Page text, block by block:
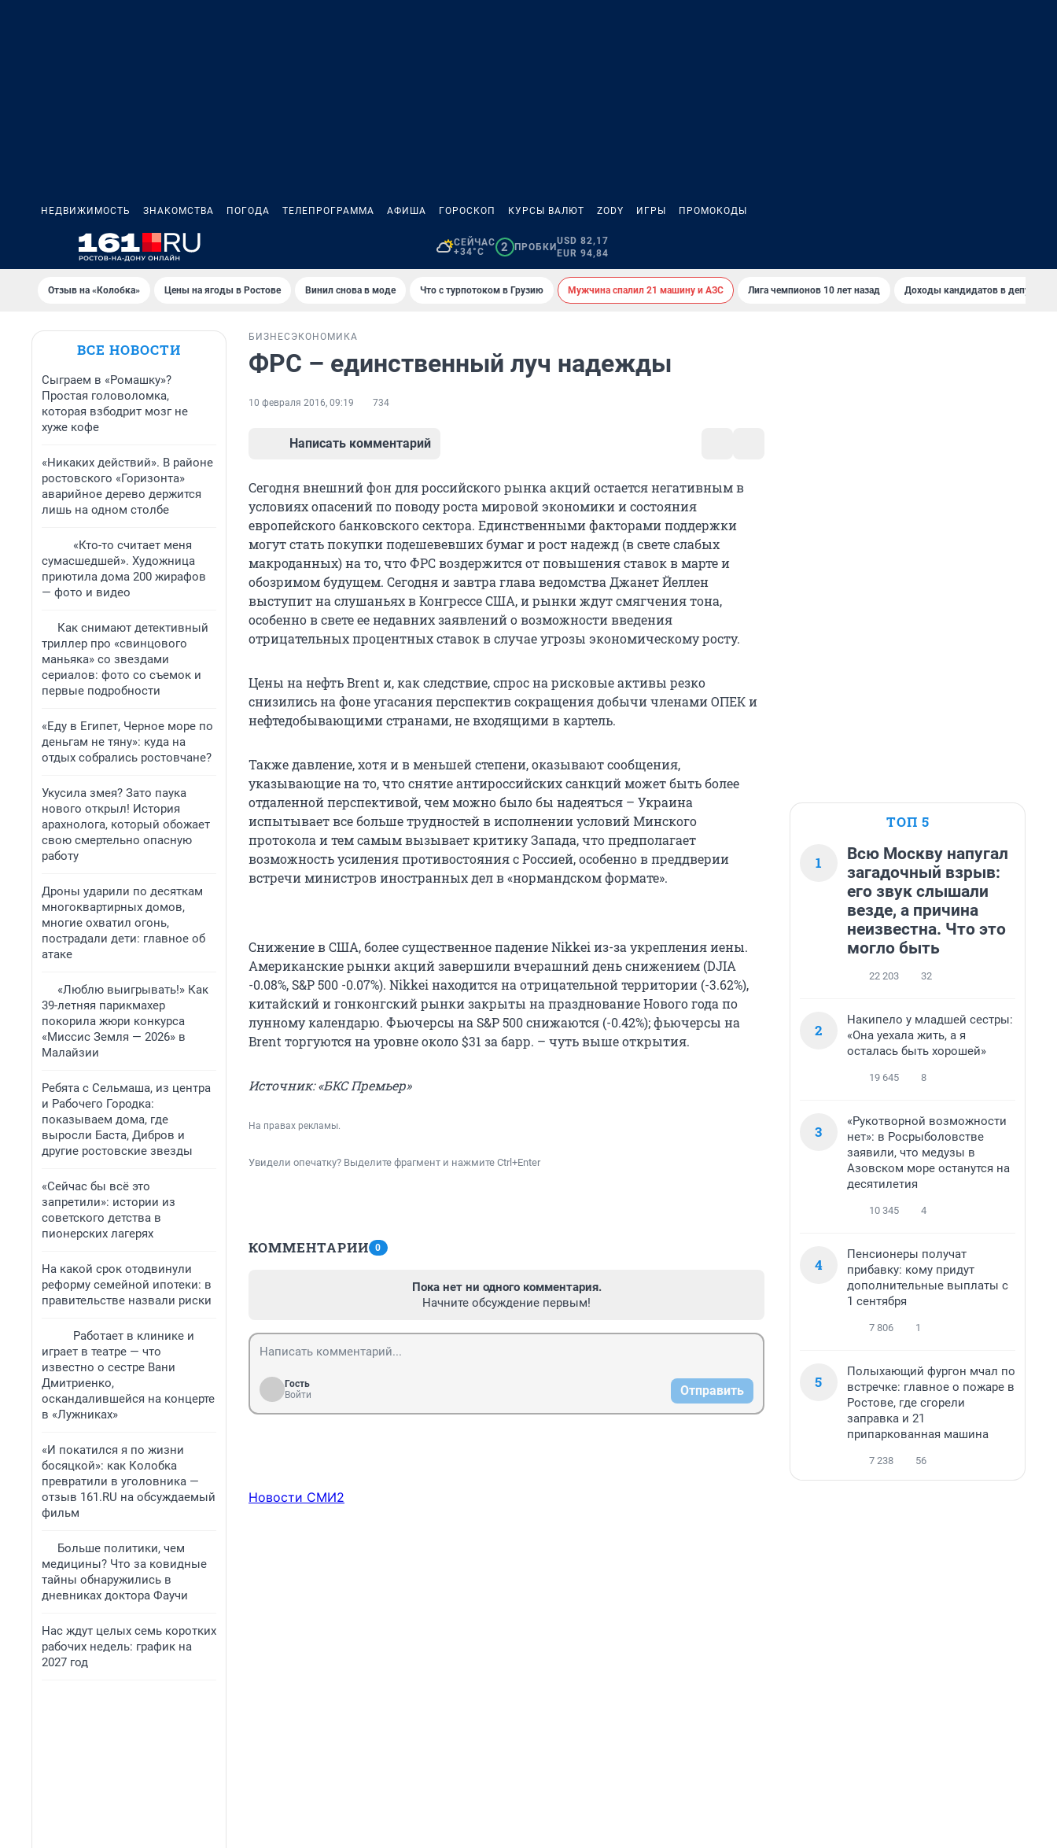
НЕДВИЖИМОСТЬ ЗНАКОМСТВА ПОГОДА ТЕЛЕПРОГРАММА АФИША ГОРОСКОП КУРСЫ ВАЛЮТ ZODY ИГРЫ ПРОМОКОДЫ
СЕЙЧАС
+34°C
2 ПРОБКИ
USD 82,17
EUR 94,84
Отзыв на «Колобка» Цены на ягоды в Ростове Винил снова в моде Что с турпотоком в Грузию Мужчина спалил 21 машину и АЗС Лига чемпионов 10 лет назад Доходы кандидатов в депутаты
ВСЕ НОВОСТИ
Сыграем в «Ромашку»?
Простая головоломка,
которая взбодрит мозг не
хуже кофе
«Никаких действий». В районе
ростовского «Горизонта»
аварийное дерево держится
лишь на одном столбе
«Кто-то считает меня
сумасшедшей». Художница
приютила дома 200 жирафов
— фото и видео
Как снимают детективный
триллер про «свинцового
маньяка» со звездами
сериалов: фото со съемок и
первые подробности
«Еду в Египет, Черное море по
деньгам не тяну»: куда на
отдых собрались ростовчане?
Укусила змея? Зато паука
нового открыл! История
арахнолога, который обожает
свою смертельно опасную
работу
Дроны ударили по десяткам
многоквартирных домов,
многие охватил огонь,
пострадали дети: главное об
атаке
«Люблю выигрывать!» Как
39-летняя парикмахер
покорила жюри конкурса
«Миссис Земля — 2026» в
Малайзии
Ребята с Сельмаша, из центра
и Рабочего Городка:
показываем дома, где
выросли Баста, Дибров и
другие ростовские звезды
«Сейчас бы всё это
запретили»: истории из
советского детства в
пионерских лагерях
На какой срок отодвинули
реформу семейной ипотеки: в
правительстве назвали риски
Работает в клинике и
играет в театре — что
известно о сестре Вани
Дмитриенко,
оскандалившейся на концерте
в «Лужниках»
«И покатился я по жизни
босяцкой»: как Колобка
превратили в уголовника —
отзыв 161.RU на обсуждаемый
фильм
Больше политики, чем
медицины? Что за ковидные
тайны обнаружились в
дневниках доктора Фаучи
Нас ждут целых семь коротких
рабочих недель: график на
2027 год
БИЗНЕС ЭКОНОМИКА
ФРС – единственный луч надежды
10 февраля 2016, 09:19 734
Написать комментарий
Сегодня внешний фон для российского рынка акций остается негативным в
условиях опасений по поводу роста мировой экономики и состояния
европейского банковского сектора. Единственными факторами поддержки
могут стать покупки подешевевших бумаг и рост надежд (в свете слабых
макроданных) на то, что ФРС воздержится от повышения ставок в марте и
обозримом будущем. Сегодня и завтра глава ведомства Джанет Йеллен
выступит на слушаньях в Конгрессе США, и рынки ждут смягчения тона,
особенно в свете ее недавних заявлений о возможности введения
отрицательных процентных ставок в случае угрозы экономическому росту.
Цены на нефть Brent и, как следствие, спрос на рисковые активы резко
снизились на фоне угасания перспектив сокращения добычи членами ОПЕК и
нефтедобывающими странами, не входящими в картель.
Также давление, хотя и в меньшей степени, оказывают сообщения,
указывающие на то, что снятие антироссийских санкций может быть более
отдаленной перспективой, чем можно было бы надеяться – Украина
испытывает все больше трудностей в исполнении условий Минского
протокола и тем самым вызывает критику Запада, что предполагает
возможность усиления противостояния с Россией, особенно в преддверии
встречи министров иностранных дел в «нормандском формате».
Снижение в США, более существенное падение Nikkei из-за укрепления иены.
Американские рынки акций завершили вчерашний день снижением (DJIA
-0.08%, S&P 500 -0.07%). Nikkei находится на отрицательной территории (-3.62%),
китайский и гонконгский рынки закрыты на празднование Нового года по
лунному календарю. Фьючерсы на S&P 500 снижаются (-0.42%); фьючерсы на
Brent торгуются на уровне около $31 за барр. – чуть выше открытия.
Источник: «БКС Премьер»
На правах рекламы.
Увидели опечатку? Выделите фрагмент и нажмите Ctrl+Enter
КОММЕНТАРИИ 0
Пока нет ни одного комментария.
Начните обсуждение первым!
Гость
Войти
Отправить
Новости СМИ2
ТОП 5
1
Всю Москву напугал
загадочный взрыв:
его звук слышали
везде, а причина
неизвестна. Что это
могло быть
22 203 32
2
Накипело у младшей сестры:
«Она уехала жить, а я
осталась быть хорошей»
19 645 8
3
«Рукотворной возможности
нет»: в Росрыболовстве
заявили, что медузы в
Азовском море останутся на
десятилетия
10 345 4
4
Пенсионеры получат
прибавку: кому придут
дополнительные выплаты с
1 сентября
7 806 1
5
Полыхающий фургон мчал по
встречке: главное о пожаре в
Ростове, где сгорели
заправка и 21
припаркованная машина
7 238 56